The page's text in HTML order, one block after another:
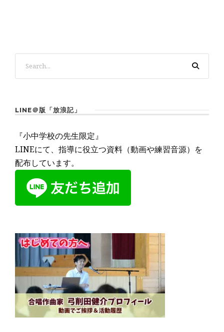
LINE＠版「放浪記」
『小中学校の先生限定』
LINEにて、指導に役立つ資料（動画や練習音源）を
配布しています。